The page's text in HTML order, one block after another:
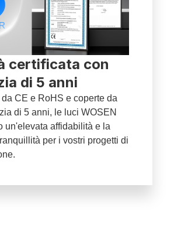
certificata con
di 5 anni
CE e RoHS e coperte da
di 5 anni, le luci WOSEN
un'elevata affidabilità e la
per i vostri progetti di